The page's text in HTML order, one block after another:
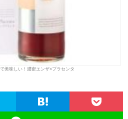
美味しい！濃密エンザ×プラセンタ